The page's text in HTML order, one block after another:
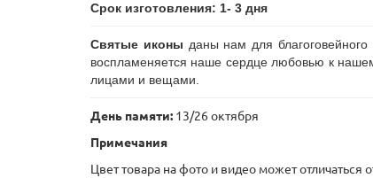
Срок изготовления: 1- 3 дня
Святые иконы даны нам для
воспламеняется наше сердце любовью к
лицами и вещами.
День памяти: 13/26 октября
Примечания
Цвет товара на фото и видео может отличаться